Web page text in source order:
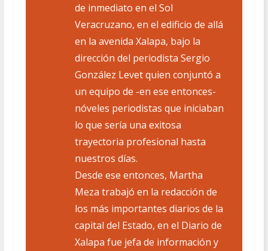
de inmediato en el Sol
Veracruzano, en el edificio de allá
en la avenida Xalapa, bajo la
dirección del periodista Sergio
González Levet quien conjuntó a
un equipo de -en ese entonces-
nóveles periodistas que iniciaban
lo que sería una exitosa
trayectoria profesional hasta
nuestros días.
Desde ese entonces, Martha
Meza trabajó en la redacción de
los más importantes diarios de la
capital del Estado, en el Diario de
Xalapa fue jefa de información y